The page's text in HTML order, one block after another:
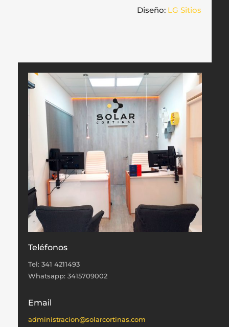
Diseño: LG Sitios
Teléfonos
Tel: 341 4211493
Whatsapp: 3415709002
Email
administracion@solarcortinas.com